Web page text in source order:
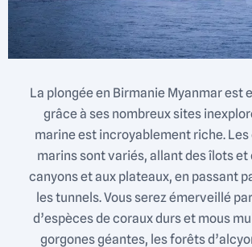
La plongée en Birmanie Myanmar est
grâce à ses nombreux sites
marine est incroyablement riche.
marins sont variés, allant des îlots et
canyons et aux plateaux, en passant
les tunnels. Vous serez émerveillé
d’espèces de coraux durs et mous
gorgones géantes, les forêts